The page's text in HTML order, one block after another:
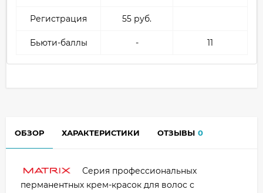
Регистрация 55 руб.
Бьюти-баллы - 11
ОБЗОР ХАРАКТЕРИСТИКИ ОТЗЫВЫ 0
Серия профессиональных
перманентных крем-красок для волос с